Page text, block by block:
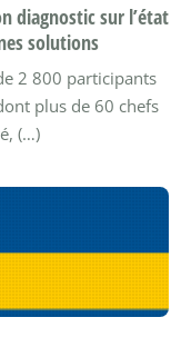
diagnostic sur l’état
solutions
2 800 participants
plus de 60 chefs
(…)